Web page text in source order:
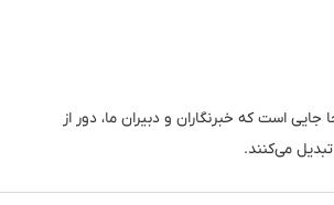
جایی است که خبرنگاران و دبیران ما، دور از
می‌کنند.